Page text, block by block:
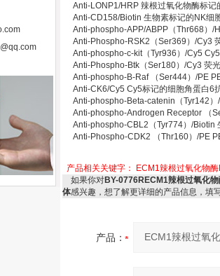
Anti-LONP1/HRP 辣根过氧化物酶标
Anti-CD158/Biotin 生物素标记的NK
Anti-phospho-APP/ABPP（Thr668）/
Anti-Phospho-RSK2（Ser369）/Cy3
Anti-phospho-c-kit（Tyr936）/Cy5
Anti-Phospho-Btk（Ser180）/Cy3 荧
Anti-phospho-B-Raf （Ser444）/PE
Anti-CK6/Cy5 Cy5标记的细胞角蛋白
Anti-phospho-Beta-catenin（Tyr142
Anti-phospho-Androgen Receptor （
Anti-phospho-CBL2（Tyr774）/
Anti-Phospho-CDK2 （Thr160）/PE
产品相关关键字：
ECM1辣根过氧化物
如果你对BY-0776RECM1辣根过氧化
体感兴趣，想了解更详细的产品信息，填
产品：